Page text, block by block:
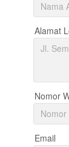
Alamat
Nomor
Email